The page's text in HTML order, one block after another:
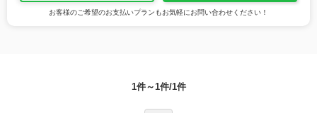
お客様のご希望のお支払いプランもお気軽にお問い合わせください！
1件～1件/1件